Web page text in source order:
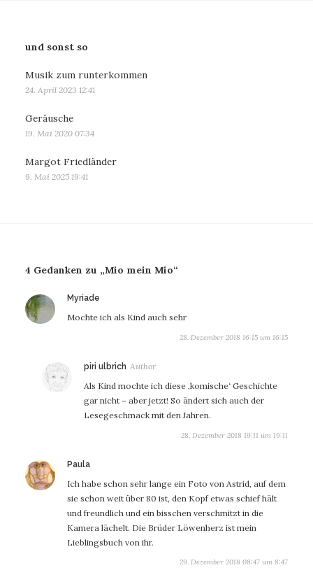
und sonst so
Musik zum runterkommen
24. April 2023 12:41
Geräusche
19. Mai 2020 07:34
Margot Friedländer
9. Mai 2025 19:41
4 Gedanken zu „Mio mein Mio“
Myriade
Mochte ich als Kind auch sehr
28. Dezember 2018 16:15 um 16:15
piri ulbrich sagt:
Als Kind mochte ich diese ‚komische‘ Geschichte
gar nicht – aber jetzt! So ändert sich auch der
Lesegeschmack mit den Jahren.
28. Dezember 2018 19:11 um 19:11
Paula
Ich habe schon sehr lange ein Foto von Astrid, auf dem
sie schon weit über 80 ist, den Kopf etwas schief hält
und freundlich und ein bisschen verschmitzt in die
Kamera lächelt. Die Brüder Löwenherz ist mein
Lieblingsbuch von ihr.
29. Dezember 2018 08:47 um 8:47